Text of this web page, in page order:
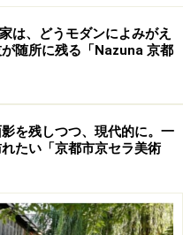
は、どうモダンによみがえ
随所に残る「Nazuna 京都
を残しつつ、現代的に。一
たい「京都市京セラ美術